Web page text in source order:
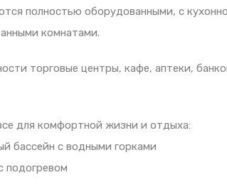
полностью оборудованными, с
комнатами.
торговые центры, кафе, аптеки,
для комфортной жизни и отдыха:
бассейн с водными горками
подогревом